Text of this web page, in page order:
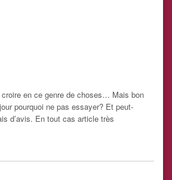
croire en ce genre de choses… Mais bon
pourquoi ne pas essayer? Et peut-
d’avis. En tout cas article très